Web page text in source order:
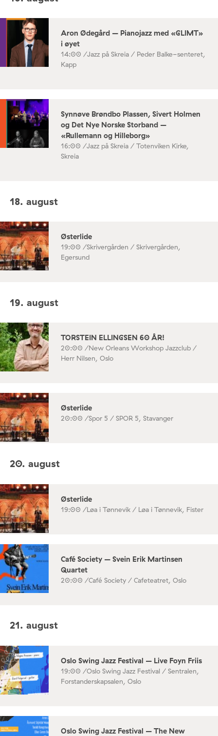
Aron Ødegård – Pianojazz med «GLIMT»
i øyet
14:00 /Jazz på Skreia / Peder Balke-senteret,
Kapp
Synnøve Brøndbo Plassen, Sivert Holmen
og Det Nye Norske Storband –
«Rullemann og Hilleborg»
16:00 /Jazz på Skreia / Totenviken Kirke,
Skreia
18. august
Østerlide
19:00 /Skrivergården / Skrivergården,
Egersund
19. august
TORSTEIN ELLINGSEN 60 ÅR!
20:00 /New Orleans Workshop Jazzclub /
Herr Nilsen, Oslo
Østerlide
20:00 /Spor 5 / SPOR 5, Stavanger
20. august
Østerlide
19:00 /Løa i Tønnevik / Løa i Tønnevik, Fister
Café Society – Svein Erik Martinsen
Quartet
20:00 /Café Society / Cafeteatret, Oslo
21. august
Oslo Swing Jazz Festival – Live Foyn Friis
19:00 /Oslo Swing Jazz Festival / Sentralen,
Forstanderskapsalen, Oslo
Oslo Swing Jazz Festival – The New